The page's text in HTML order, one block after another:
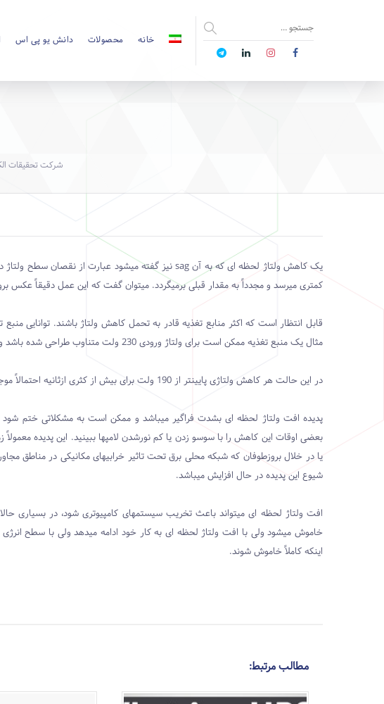
خانه محصولات دانش یو پی اس
شرکت تحقیقات
یک کاهش ولتاژ لحظه ای که به آنsagنیز گفته میشود عبارت از نقصان سطح ولتاژ
کمتری میرسد و مجدداً به مقدار قبلی برمیگردد. میتوان گفت که این عمل دقیقاً عکس
قابل انتظار است که اکثر منابع تغذیه قادر به تحمل کاهش ولتاژ باشند. توانایی
مثال یک منبع تغذیه ممکن است برای ولتاژ ورودی 230 ولت متناوب طراحی شده باشد ولی هر ولتاژی در محدوده 190 تا 260 ولت را تحمل کند.
در این حالت هر کاهش ولتاژی پایینتر از 190 ولت برای بیش از کثری ازثانیه احتمالاً موجب خاموش شدن و یا اختلال درعملکرد منبع تغذیه خواهد شد.
پدیده افت ولتاژ لحظه ای بشدت فراگیر میباشد و ممکن است به مشکلاتی ختم
بعضی اوقات این کاهش را با سوسو زدن یا کم نورشدن لامپها ببینید. این پدیده
یا در خلال بروزطوفان که شبکه محلی برق تحت تاثیر خرابیهای مکانیکی در مناطق
شیوع این پدیده در حال افزایش میباشد.
افت ولتاژ لحظه ای میتواند باعث تخریب سیستمهای کامپیوتری شود، در بسیاری حالات
خاموش میشود ولی با افت ولتاژ لحظه ای به کار خود ادامه میدهد ولی با سطح
اینکه کاملاً خاموش شوند.
مطالب مرتبط: